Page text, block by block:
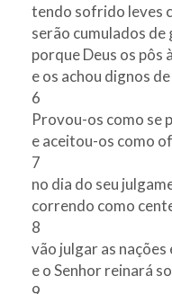
tendo sofrido leves
serão cumulados de
porque Deus os pôs
e os achou dignos de
6
Provou-os como se
e aceitou-os como
7
no dia do seu
correndo como
8
vão julgar as
e o Senhor reinará